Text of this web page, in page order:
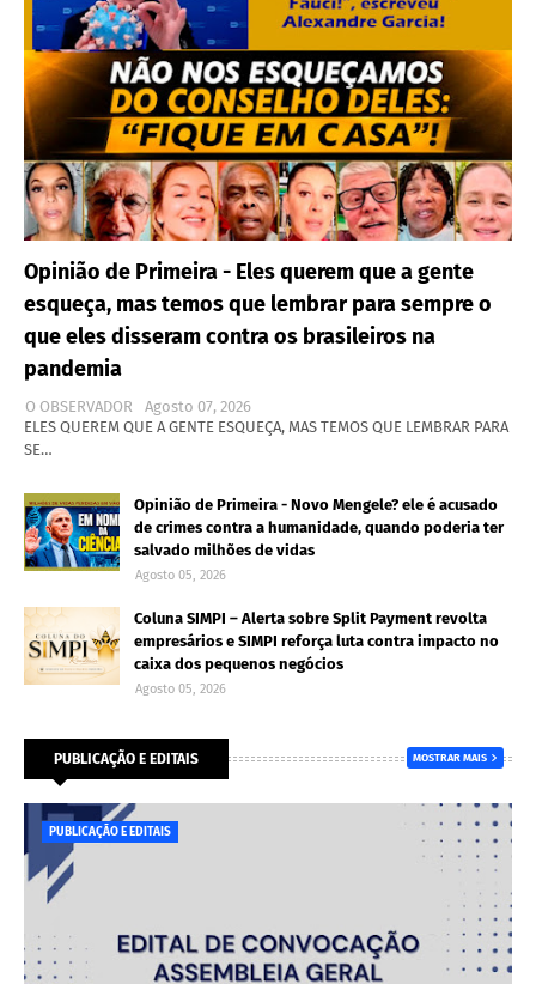
Opinião de Primeira - Eles querem que a gente
esqueça, mas temos que lembrar para sempre o
que eles disseram contra os brasileiros na
pandemia
O OBSERVADOR
Agosto 07, 2026
ELES QUEREM QUE A GENTE ESQUEÇA, MAS TEMOS QUE LEMBRAR PARA
SE…
Opinião de Primeira - Novo Mengele? ele é acusado
de crimes contra a humanidade, quando poderia ter
salvado milhões de vidas
Agosto 05, 2026
Coluna SIMPI – Alerta sobre Split Payment revolta
empresários e SIMPI reforça luta contra impacto no
caixa dos pequenos negócios
Agosto 05, 2026
PUBLICAÇÃO E EDITAIS MOSTRAR MAIS
PUBLICAÇÃO E EDITAIS